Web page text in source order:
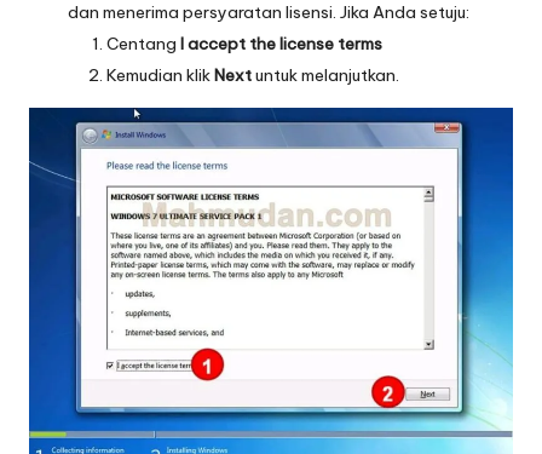
dan menerima persyaratan lisensi. Jika Anda setuju:
Centang I accept the license terms
Kemudian klikNextuntuk melanjutkan.